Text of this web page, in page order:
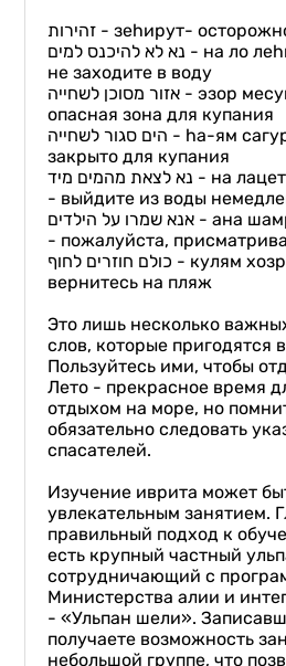
זהירות - зеhирут-
נא לא להיכנס למים - на ло леhиканес ла-маим -
не заходите в воду
אזור מסוכן לשחייה - эзор месукан ле-схия-
опасная зона для купания
הים סגור לשחייה - hа-ям сагур ле-схия - море
закрыто для купания
נא לצאת מהמים מיד - на лацет ми-ha-маим мияд
- выйдите из воды
אנא שמרו על הילדים - ана шамру аль hа-еладим
- пожалуйста,
כולם חוזרים לחוף - кулям хозрим ле хоф - все
вернитесь на пляж
Это лишь несколько
слов, которые пригодятся
Пользуйтесь ими, чтобы
Лето - прекрасное время
отдыхом на море, но
обязательно следовать
спасателей.
Изучение иврита может
увлекательным занятием.
правильный подход к
есть крупный частный
сотрудничающий с
Министерства алии и
- «Ульпан шели».
получаете возможность
небольшой группе, что